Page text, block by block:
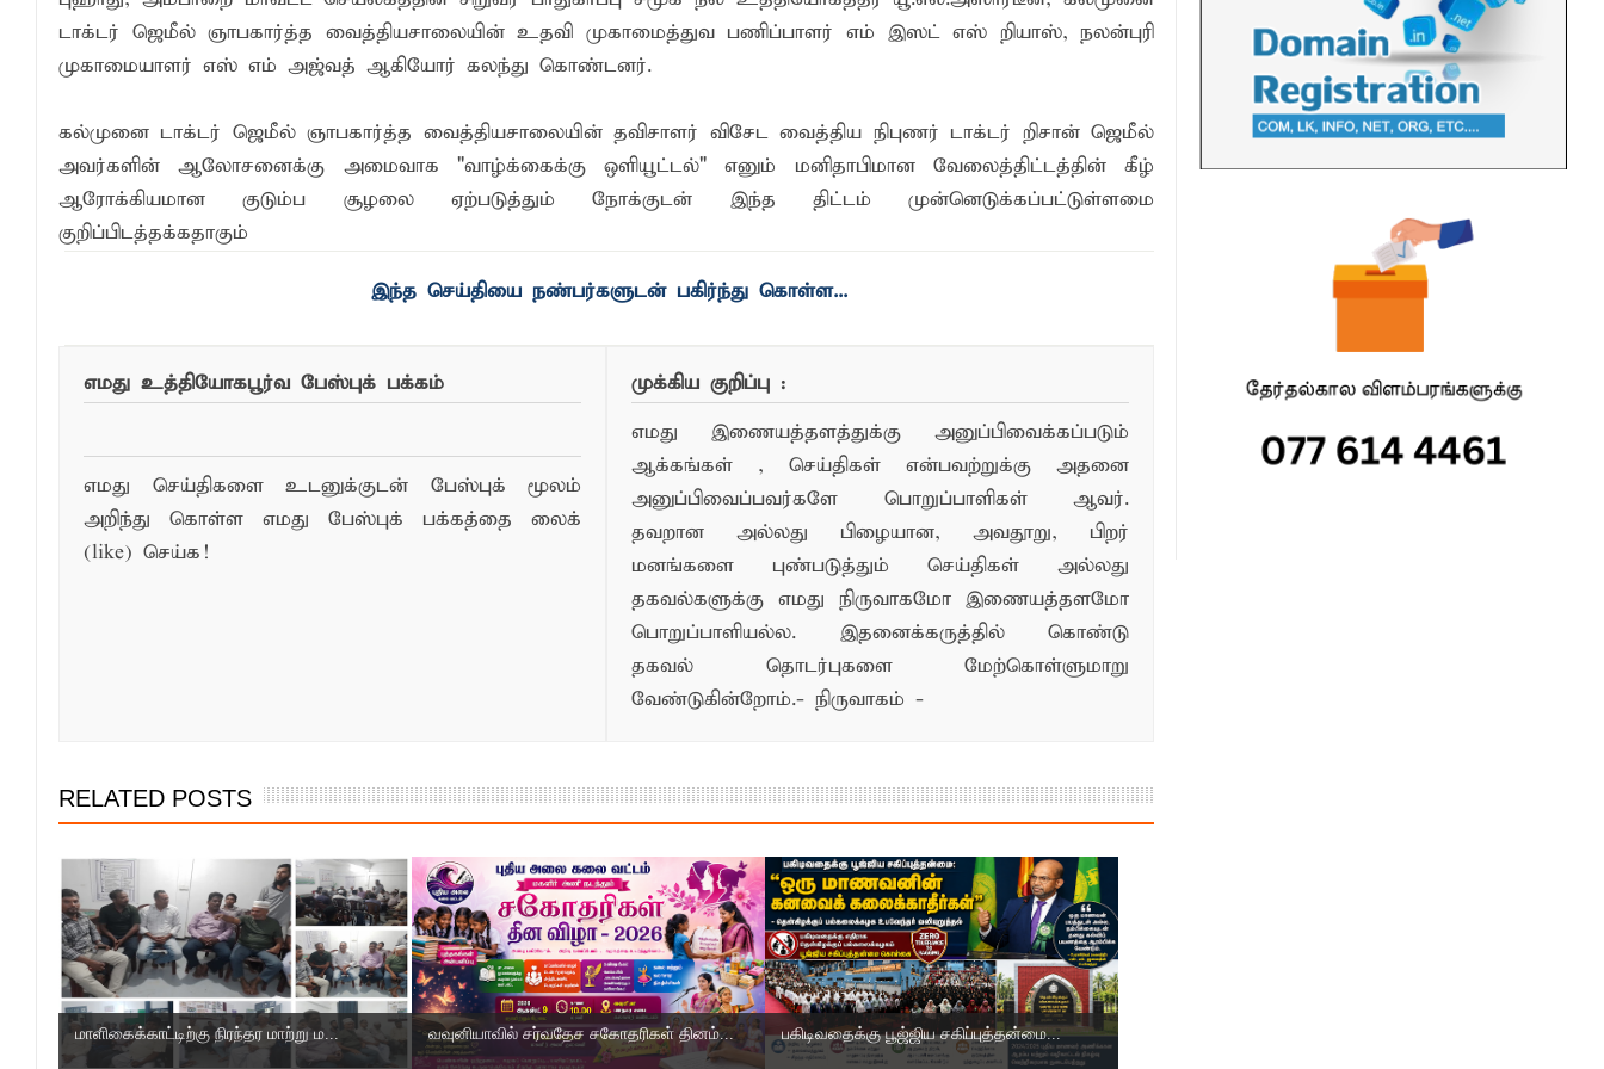
டாக்டர் ஜெமீல் ஞாபகார்த்த வைத்தியசாலையின் உதவி முகாமைத்துவ பணிப்பாளர் எம் இஸட் எஸ் றியாஸ், நலன்புரி
முகாமையாளர் எஸ் எம் அஜ்வத் ஆகியோர் கலந்து கொண்டனர்.
கல்முனை டாக்டர் ஜெமீல் ஞாபகார்த்த வைத்தியசாலையின் தவிசாளர் விசேட வைத்திய நிபுணர் டாக்டர் றிசான் ஜெமீல்
அவர்களின் ஆலோசனைக்கு அமைவாக "வாழ்க்கைக்கு ஒளியூட்டல்" எனும் மனிதாபிமான வேலைத்திட்டத்தின் கீழ்
ஆரோக்கியமான குடும்ப சூழலை ஏற்படுத்தும் நோக்குடன் இந்த திட்டம் முன்னெடுக்கப்பட்டுள்ளமை
குறிப்பிடத்தக்கதாகும்
இந்த செய்தியை நண்பர்களுடன் பகிர்ந்து கொள்ள...
எமது உத்தியோகபூர்வ பேஸ்புக் பக்கம்
எமது செய்திகளை உடனுக்குடன் பேஸ்புக் மூலம்
அறிந்து கொள்ள எமது பேஸ்புக் பக்கத்தை லைக்
(like) செய்க!
முக்கிய குறிப்பு :
எமது இணையத்தளத்துக்கு அனுப்பிவைக்கப்படும்
ஆக்கங்கள் , செய்திகள் என்பவற்றுக்கு அதனை
அனுப்பிவைப்பவர்களே பொறுப்பாளிகள் ஆவர்.
தவறான அல்லது பிழையான, அவதூறு, பிறர்
மனங்களை புண்படுத்தும் செய்திகள் அல்லது
தகவல்களுக்கு எமது நிருவாகமோ இணையத்தளமோ
பொறுப்பாளியல்ல. இதனைக்கருத்தில் கொண்டு
தகவல் தொடர்புகளை மேற்கொள்ளுமாறு
வேண்டுகின்றோம்.- நிருவாகம் -
RELATED POSTS
மாளிகைக்காட்டிற்கு நிரந்தர மாற்று ம... வவுனியாவில் சர்வதேச சகோதரிகள் தினம்... பகிடிவதைக்கு பூஜ்ஜிய சகிப்புத்தன்மை...